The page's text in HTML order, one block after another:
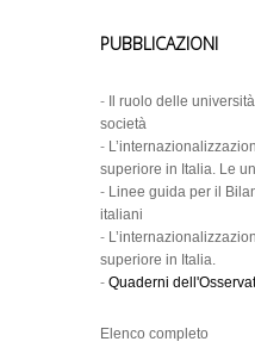
PUBBLICAZIONI
-
Il ruolo delle
società
-
superiore in Italia. Le
- Linee guida per il
italiani
-
superiore in Italia.
- Quaderni
Elenco completo